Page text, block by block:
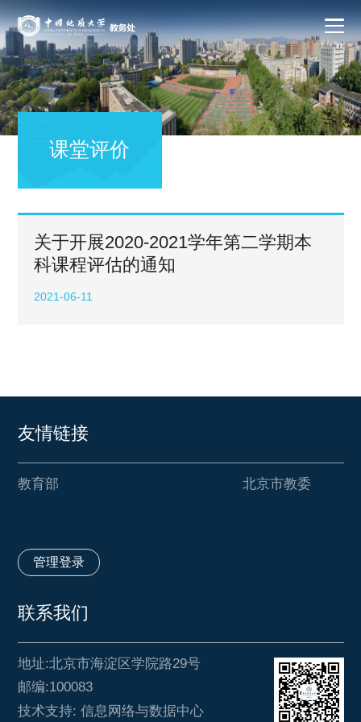
课堂评价
关于开展2020-2021学年第二学期本
科课程评估的通知
2021-06-11
友情链接
教育部 北京市教委
管理登录
联系我们
地址:北京市海淀区学院路29号
邮编:100083
技术支持: 信息网络与数据中心